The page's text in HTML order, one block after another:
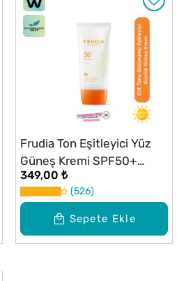
Sepete Ekle
Frudia Ton Eşitleyici Yüz
Güneş Kremi SPF50+
PA+++ 50g
349,00 ₺
526